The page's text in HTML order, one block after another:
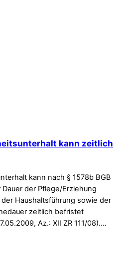
kann zeitlich
kann nach § 1578b BGB
der Pflege/Erziehung
Haushaltsführung sowie der
zeitlich befristet
Az.: XII ZR 111/08).…